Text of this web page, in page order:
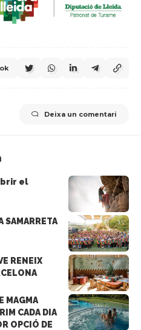
Deixa un comentari
el
SAMARRETA
RENEIX
MAGMA
CADA DIA
OPCIÓ DE